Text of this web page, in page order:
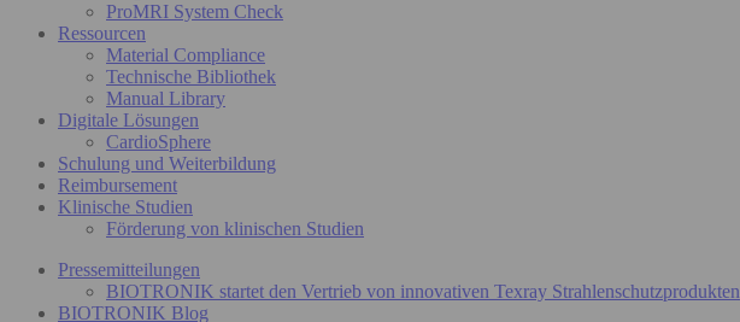
ProMRI System Check
Ressourcen
Material Compliance
Technische Bibliothek
Manual Library
Digitale Lösungen
CardioSphere
Schulung und Weiterbildung
Reimbursement
Klinische Studien
Förderung von klinischen Studien
Pressemitteilungen
BIOTRONIK startet den Vertrieb von innovativen Texray Strahlenschutzprodukten
BIOTRONIK Blog